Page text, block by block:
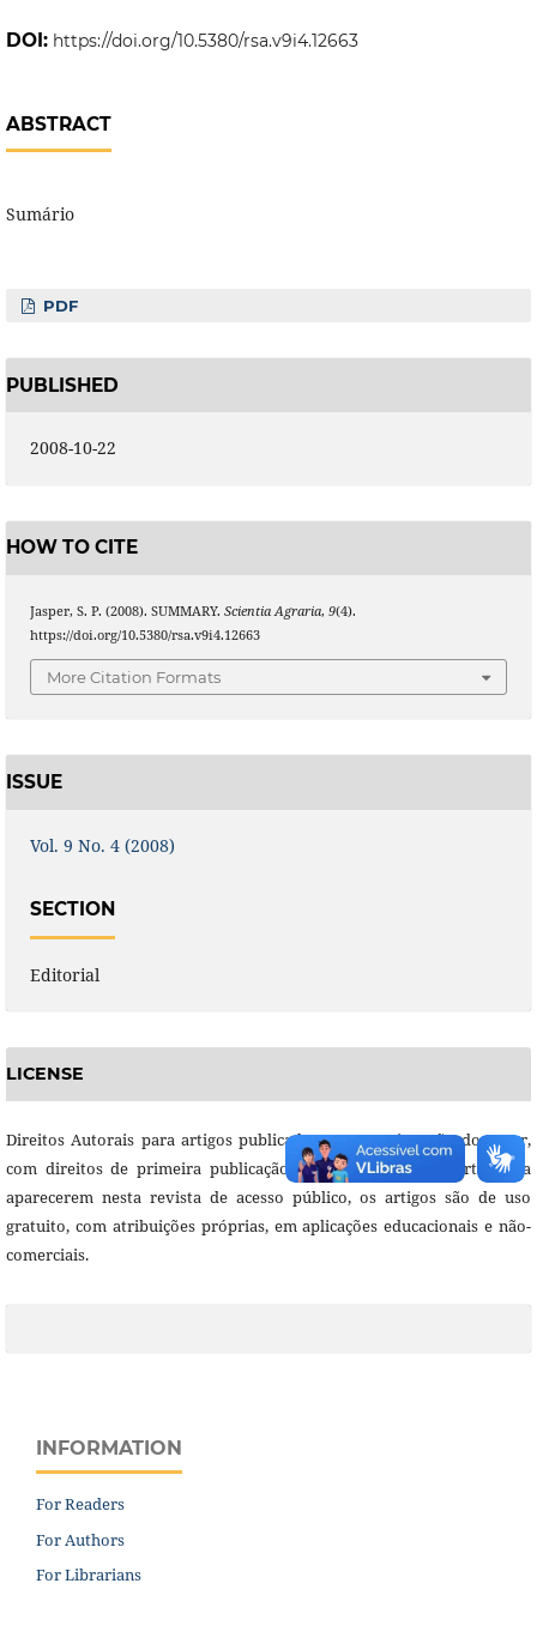
DOI: https://doi.org/10.5380/rsa.v9i4.12663
ABSTRACT
Sumário
PDF
PUBLISHED
2008-10-22
HOW TO CITE
Jasper, S. P. (2008). SUMMARY. Scientia Agraria, 9(4).
https://doi.org/10.5380/rsa.v9i4.12663
More Citation Formats
ISSUE
Vol. 9 No. 4 (2008)
SECTION
Editorial
LICENSE
Direitos Autorais para artigos publicados nesta revista são do autor,
com direitos de primeira publicação para a revista. Em virtude da
aparecerem nesta revista de acesso público, os artigos são de uso
gratuito, com atribuições próprias, em aplicações educacionais e não-
comerciais.
INFORMATION
For Readers
For Authors
For Librarians